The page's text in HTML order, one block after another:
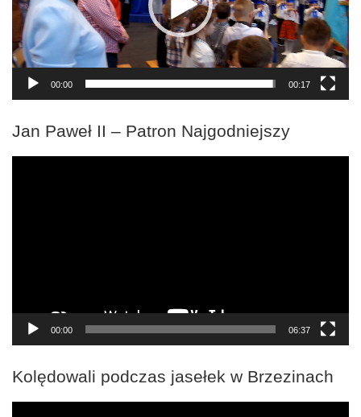
00:00 00:17
Jan Paweł II – Patron Najgodniejszy
00:00 06:37
Kolędowali podczas jasełek w Brzezinach